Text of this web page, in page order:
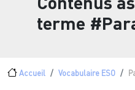
terme
Fil d'Ariane
Accueil Vocabulaire ESO